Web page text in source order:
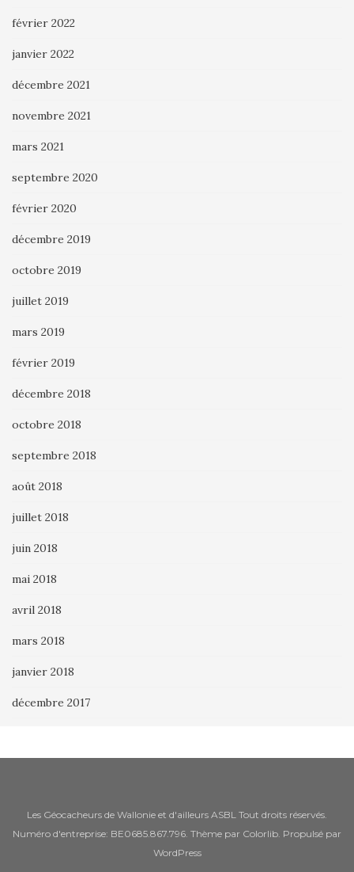
février 2022
janvier 2022
décembre 2021
novembre 2021
mars 2021
septembre 2020
février 2020
décembre 2019
octobre 2019
juillet 2019
mars 2019
février 2019
décembre 2018
octobre 2018
septembre 2018
août 2018
juillet 2018
juin 2018
mai 2018
avril 2018
mars 2018
janvier 2018
décembre 2017
Les Géocacheurs de Wallonie et d'ailleurs ASBL Tout droits réservés.
Numéro d'entreprise: BE0685.867.796. Thème par Colorlib. Propulsé par
WordPress